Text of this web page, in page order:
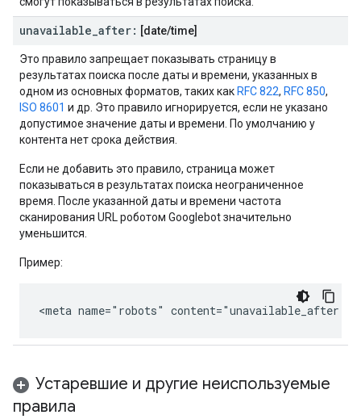
unavailable after: [date/time]
Это правило запрещает показывать страницу в
результатах поиска после даты и времени, указанных в
одном из основных форматов, таких как RFC 822, RFC 850,
ISO 8601 и др. Это правило игнорируется, если не указано
допустимое значение даты и времени. По умолчанию у
контента нет срока действия.
Если не добавить это правило, страница может
показываться в результатах поиска неограниченное
время. После указанной даты и времени частота
сканирования URL роботом Googlebot значительно
уменьшится.
Пример:
<meta name="robots" content="unavailable_after:
Устаревшие и другие неиспользуемые
правила